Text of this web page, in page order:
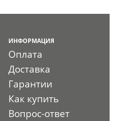
ИНФОРМАЦИЯ
Оплата
Доставка
Гарантии
Как купить
Вопрос-ответ